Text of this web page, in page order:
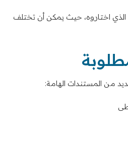
الذي اختاروه، حيث يمكن أن تختلف
من المستندات الهامة: